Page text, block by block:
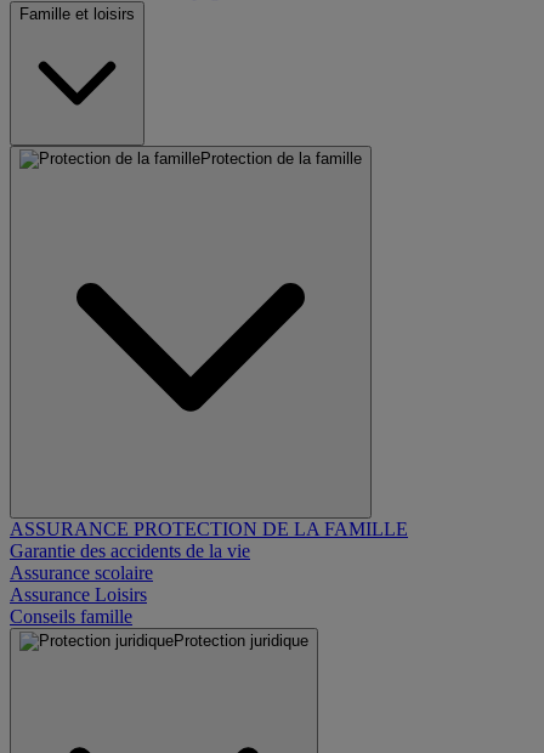
Famille et loisirs
Protection de la famille
ASSURANCE PROTECTION DE LA FAMILLE
Garantie des accidents de la vie
Assurance scolaire
Assurance Loisirs
Conseils famille
Protection juridique